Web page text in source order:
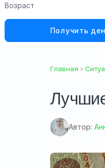
Возраст
Получить
Главная ›
Автор: